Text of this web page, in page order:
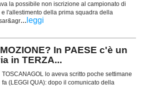
la possibile non iscrizione al campionato di
l'allestimento della prima squadra della
... leggi
In PAESE c'è un
in TERZA...
TOSCANAGOL lo aveva scritto poche settimane
fa (LEGGI QUA): dopo il comunicato della